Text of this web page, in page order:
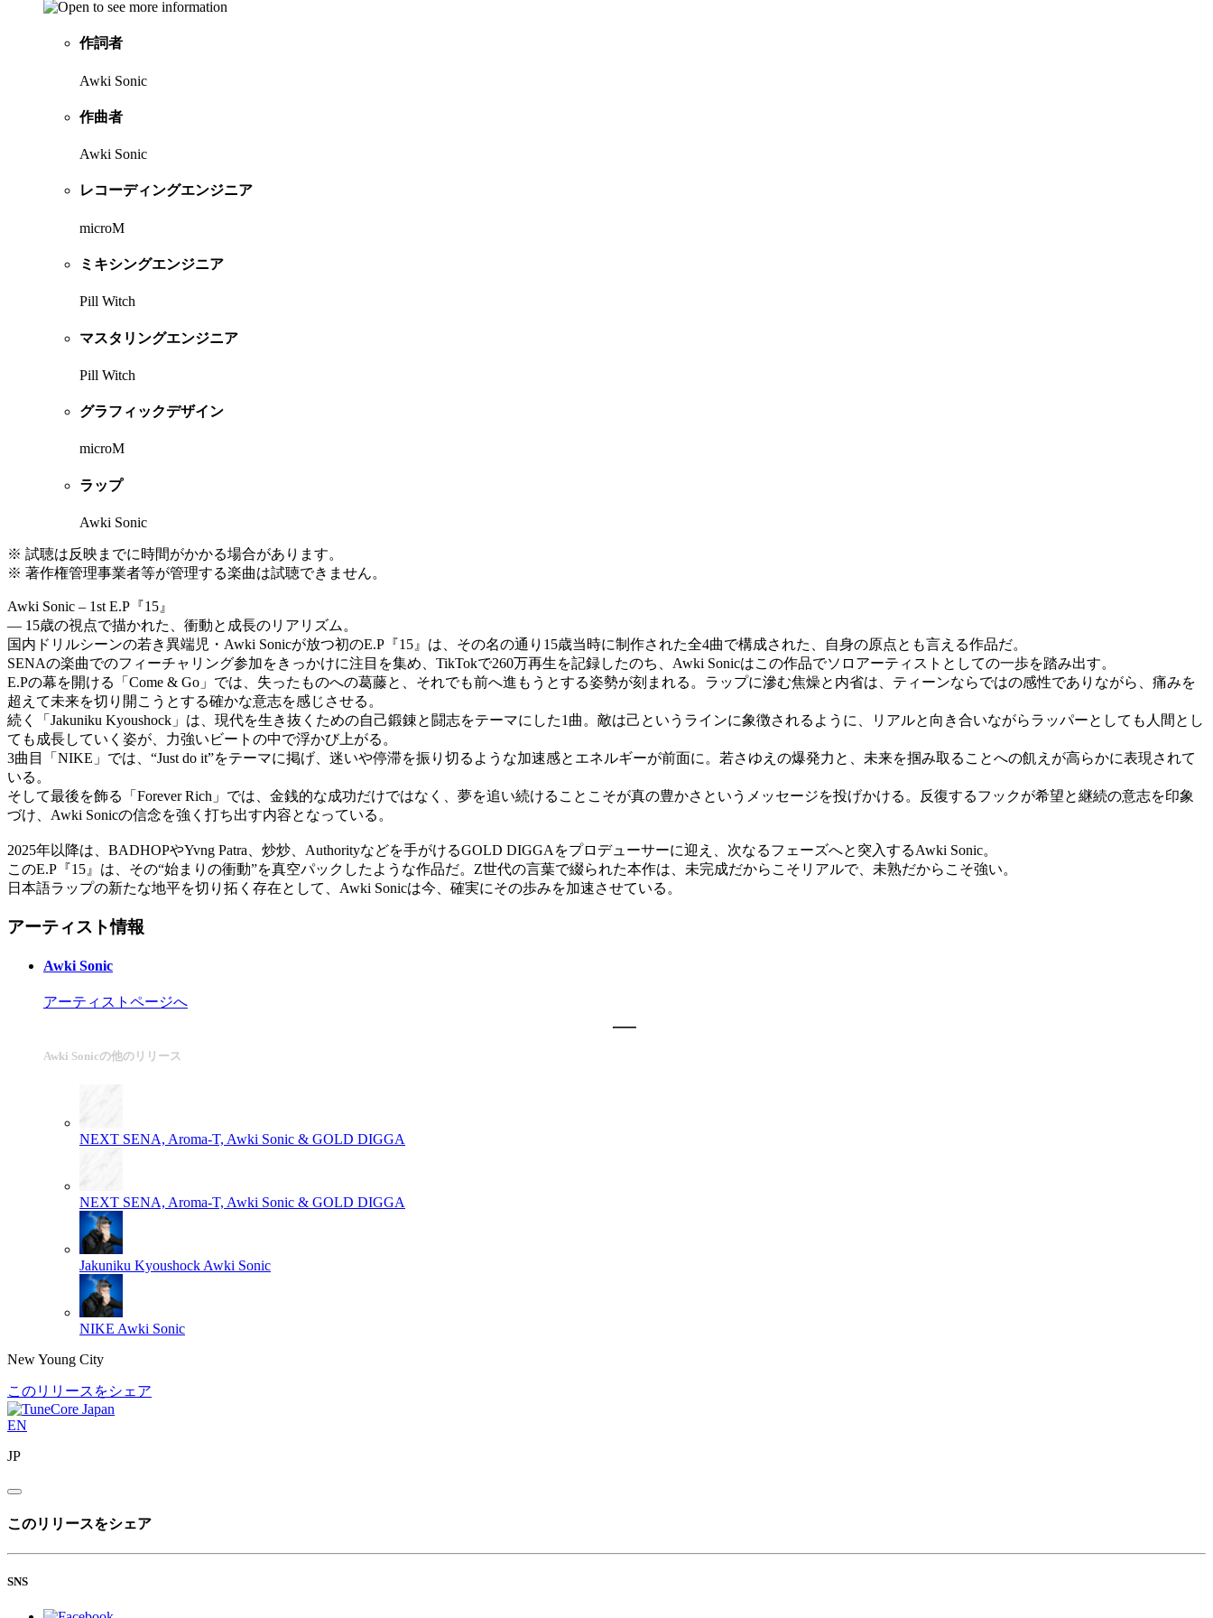
作詞者
Awki Sonic
作曲者
Awki Sonic
レコーディングエンジニア
microM
ミキシングエンジニア
Pill Witch
マスタリングエンジニア
Pill Witch
グラフィックデザイン
microM
ラップ
Awki Sonic
※ 試聴は反映までに時間がかかる場合があります。
※ 著作権管理事業者等が管理する楽曲は試聴できません。
Awki Sonic – 1st E.P『15』
― 15歳の視点で描かれた、衝動と成長のリアリズム。
国内ドリルシーンの若き異端児・Awki Sonicが放つ初のE.P『15』は、その名の通り15歳当時に制作された全4曲で構成された、自身の原点とも言える作品だ。
SENAの楽曲でのフィーチャリング参加をきっかけに注目を集め、TikTokで260万再生を記録したのち、Awki Sonicはこの作品でソロアーティストとしての一歩を踏み出す。
E.Pの幕を開ける「Come & Go」では、失ったものへの葛藤と、それでも前へ進もうとする姿勢が刻まれる。ラップに滲む焦燥と内省は、ティーンならではの感性でありながら、痛みを
超えて未来を切り開こうとする確かな意志を感じさせる。
続く「Jakuniku Kyoushock」は、現代を生き抜くための自己鍛錬と闘志をテーマにした1曲。敵は己というラインに象徴されるように、リアルと向き合いながらラッパーとしても人間とし
ても成長していく姿が、力強いビートの中で浮かび上がる。
3曲目「NIKE」では、“Just do it”をテーマに掲げ、迷いや停滞を振り切るような加速感とエネルギーが前面に。若さゆえの爆発力と、未来を掴み取ることへの飢えが高らかに表現されて
いる。
そして最後を飾る「Forever Rich」では、金銭的な成功だけではなく、夢を追い続けることこそが真の豊かさというメッセージを投げかける。反復するフックが希望と継続の意志を印象
づけ、Awki Sonicの信念を強く打ち出す内容となっている。
2025年以降は、BADHOPやYvng Patra、炒炒、Authorityなどを手がけるGOLD DIGGAをプロデューサーに迎え、次なるフェーズへと突入するAwki Sonic。
このE.P『15』は、その“始まりの衝動”を真空パックしたような作品だ。Z世代の言葉で綴られた本作は、未完成だからこそリアルで、未熟だからこそ強い。
日本語ラップの新たな地平を切り拓く存在として、Awki Sonicは今、確実にその歩みを加速させている。
アーティスト情報
Awki Sonic
アーティストページへ
Awki Sonicの他のリリース
NEXT SENA, Aroma-T, Awki Sonic & GOLD DIGGA
NEXT SENA, Aroma-T, Awki Sonic & GOLD DIGGA
Jakuniku KyoushockAwki Sonic
NIKE Awki Sonic
New Young City
このリリースをシェア
EN
JP
このリリースをシェア
SNS